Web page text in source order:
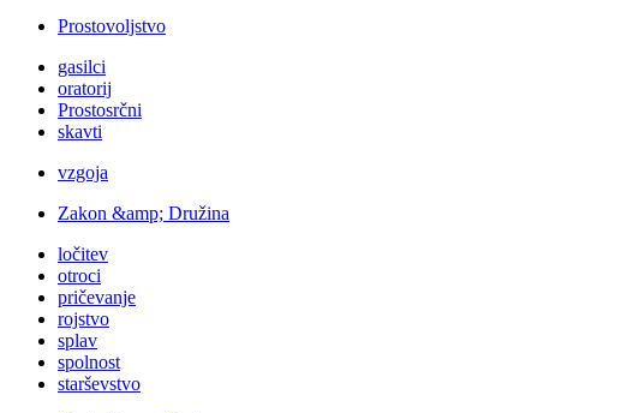
Prostovoljstvo
gasilci
oratorij
Prostosrčni
skavti
vzgoja
Zakon &amp; Družina
ločitev
otroci
pričevanje
rojstvo
splav
spolnost
starševstvo